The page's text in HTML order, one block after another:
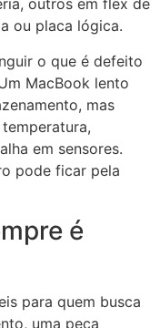
outros em flex de
ou placa lógica.
o que é defeito
MacBook lento
mas
em sensores.
pode ficar pela
é
para quem busca
uma peça